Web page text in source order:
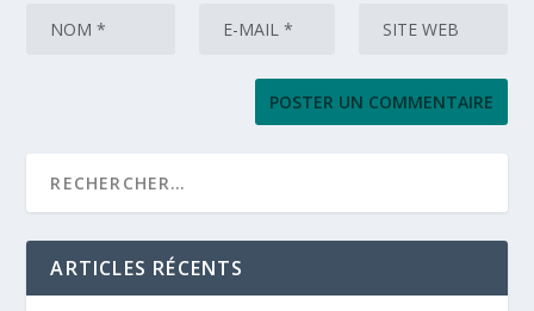
ARTICLES RÉCENTS